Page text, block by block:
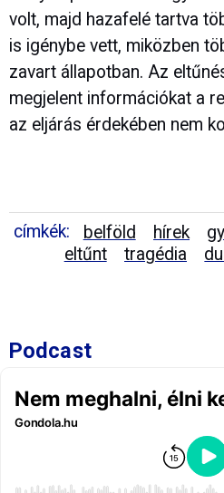
volt, majd hazafelé tartva
is igénybe vett, miközben
zavart állapotban. Az
megjelent információkat a
az eljárás érdekében nem
címkék: belföld hírek
eltűnt
tragédia
Podcast